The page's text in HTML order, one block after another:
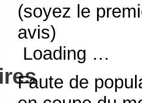
(soyez le
avis)
Loading …
Faute de